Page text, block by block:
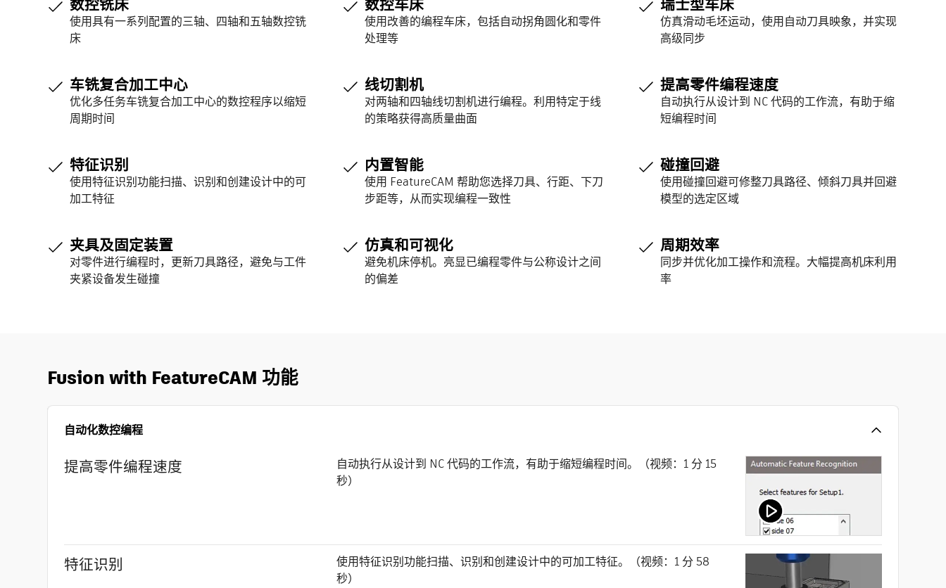
数控铣床
使用具有一系列配置的三轴、四轴和五轴数控铣
床
数控车床
使用改善的编程车床，包括自动拐角圆化和零件
处理等
瑞士型车床
仿真滑动毛坯运动，使用自动刀具映象，并实现
高级同步
车铣复合加工中心
优化多任务车铣复合加工中心的数控程序以缩短
周期时间
线切割机
对两轴和四轴线切割机进行编程。利用特定于线
的策略获得高质量曲面
提高零件编程速度
自动执行从设计到 NC 代码的工作流，有助于缩
短编程时间
特征识别
使用特征识别功能扫描、识别和创建设计中的可
加工特征
内置智能
使用 FeatureCAM 帮助您选择刀具、行距、下刀
步距等，从而实现编程一致性
碰撞回避
使用碰撞回避可修整刀具路径、倾斜刀具并回避
模型的选定区域
夹具及固定装置
对零件进行编程时，更新刀具路径，避免与工件
夹紧设备发生碰撞
仿真和可视化
避免机床停机。亮显已编程零件与公称设计之间
的偏差
周期效率
同步并优化加工操作和流程。大幅提高机床利用
率
Fusion with FeatureCAM 功能
自动化数控编程
提高零件编程速度
自动执行从设计到 NC 代码的工作流，有助于缩短编程时间。（视频：1 分 15
秒）
特征识别
使用特征识别功能扫描、识别和创建设计中的可加工特征。（视频：1 分 58
秒）